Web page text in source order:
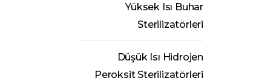
Yüksek Isı Buhar
Sterilizatörleri
Düşük Isı Hidrojen
Peroksit Sterilizatörleri